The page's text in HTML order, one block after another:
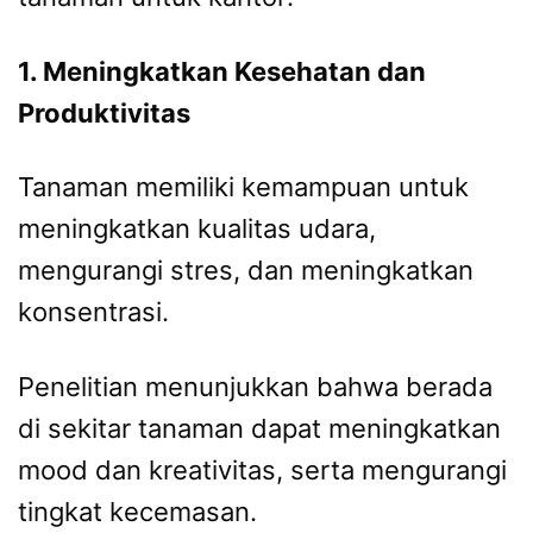
1. Meningkatkan Kesehatan dan
Produktivitas
Tanaman memiliki kemampuan untuk
meningkatkan kualitas udara,
mengurangi stres, dan meningkatkan
konsentrasi.
Penelitian menunjukkan bahwa berada
di sekitar tanaman dapat meningkatkan
mood dan kreativitas, serta mengurangi
tingkat kecemasan.